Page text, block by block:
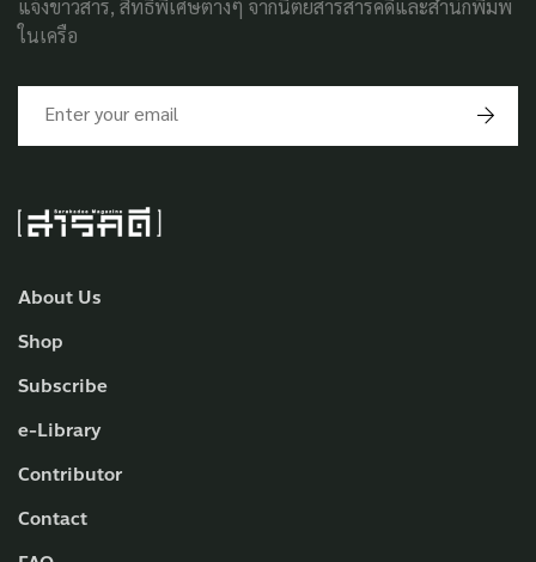
About Us
Shop
Subscribe
e-Library
Contributor
Contact
แจ้งข่าวสาร, สิทธิพิเศษต่างๆ จากนิตยสารสารคดีและสำนักพิมพ์
ในเครือ